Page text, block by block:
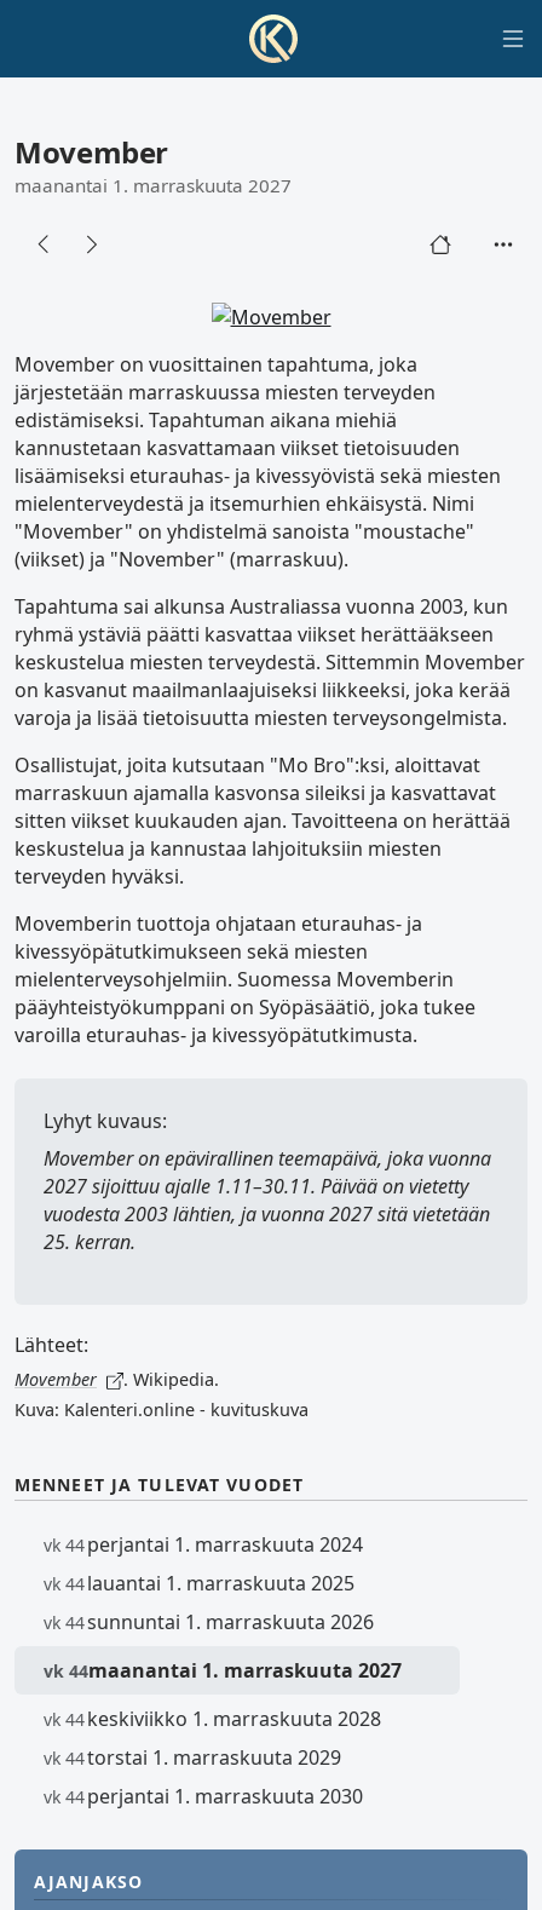
Movember
maanantai 1. marraskuuta 2027
Movember on vuosittainen tapahtuma, joka
järjestetään marraskuussa miesten terveyden
edistämiseksi. Tapahtuman aikana miehiä
kannustetaan kasvattamaan viikset tietoisuuden
lisäämiseksi eturauhas- ja kivessyövistä sekä miesten
mielenterveydestä ja itsemurhien ehkäisystä. Nimi
"Movember" on yhdistelmä sanoista "moustache"
(viikset) ja "November" (marraskuu).
Tapahtuma sai alkunsa Australiassa vuonna 2003, kun
ryhmä ystäviä päätti kasvattaa viikset herättääkseen
keskustelua miesten terveydestä. Sittemmin Movember
on kasvanut maailmanlaajuiseksi liikkeeksi, joka kerää
varoja ja lisää tietoisuutta miesten terveysongelmista.
Osallistujat, joita kutsutaan "Mo Bro":ksi, aloittavat
marraskuun ajamalla kasvonsa sileiksi ja kasvattavat
sitten viikset kuukauden ajan. Tavoitteena on herättää
keskustelua ja kannustaa lahjoituksiin miesten
terveyden hyväksi.
Movemberin tuottoja ohjataan eturauhas- ja
kivessyöpätutkimukseen sekä miesten
mielenterveysohjelmiin. Suomessa Movemberin
pääyhteistyökumppani on Syöpäsäätiö, joka tukee
varoilla eturauhas- ja kivessyöpätutkimusta.
Lyhyt kuvaus:
Movemberon epävirallinen teemapäivä, joka vuonna
2027 sijoittuu ajalle 1.11–30.11. Päivää on vietetty
vuodesta 2003 lähtien, ja vuonna 2027 sitä vietetään
25. kerran.
Lähteet:
Movember
. Wikipedia.
Kuva: Kalenteri.online - kuvituskuva
MENNEET JA TULEVAT VUODET
vk 44perjantai 1. marraskuuta 2024
vk 44lauantai 1. marraskuuta 2025
vk 44sunnuntai 1. marraskuuta 2026
vk 44maanantai 1. marraskuuta 2027
vk 44keskiviikko 1. marraskuuta 2028
vk 44torstai 1. marraskuuta 2029
vk 44perjantai 1. marraskuuta 2030
AJANJAKSO